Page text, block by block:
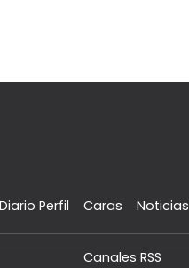
Diario Perfil Caras Noticias
Canales RSS